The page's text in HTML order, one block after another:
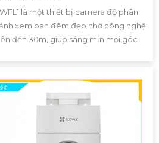
là một thiết bị camera độ phân
xem ban đêm đẹp nhờ công nghệ
đến 30m, giúp sáng mịn mọi góc